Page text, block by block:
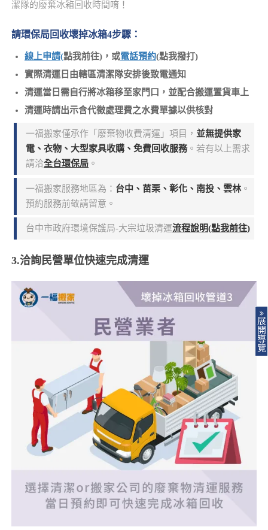
潔隊的廢棄冰箱回收時間唷！
請環保局回收壞掉冰箱4步驟：
線上申請(點我前往)，或電話預約(點我撥打)
實際清運日由轄區清潔隊安排後致電通知
清運當日需自行將冰箱移至家門口，並配合搬運置貨車上
清運時請出示含代徵處理費之水費單據以供核對
一福搬家僅承作「廢棄物收費清運」項目，並無提供家
電、衣物、大型家具收購、免費回收服務。若有以上需求
請洽全台環保局 。
一福搬家服務地區為： 台中、苗栗、彰化、南投、雲林 。
預約服務前敬請留意。
台中市政府環境保護局-大宗垃圾清運流程說明(點我前往)
3.洽詢民營單位快速完成清運
展
開
導
覽